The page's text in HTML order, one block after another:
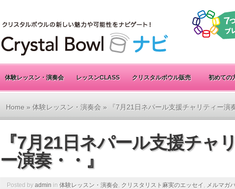
体験レッスン・演奏会 レッスンCLASS クリスタルボウル販売 初めての
Home » 体験レッスン・演奏会 » 『7月21日ネパール支援チャリティー演
『7月21日ネパール支援チャ
ー演奏・・』
Posted by admin in 体験レッスン・演奏会, クリスタリスト麻実のエッセイ , メルマガ